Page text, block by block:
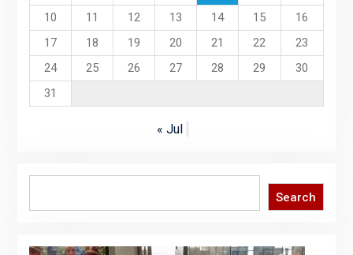
10
11 12 13 14 15
16
17
18 19 20 21 22
23
24
25 26 27 28 29
30
31
« Jul
Search